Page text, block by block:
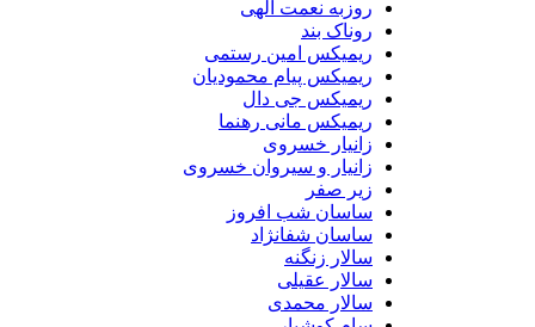
روزبه نعمت الهی
روناک بند
ریمیکس امین رستمی
ریمیکس پیام محمودیان
ریمیکس جی دال
ریمیکس مانی رهنما
زانیار خسروی
زانیار و سیروان خسروی
زیر صفر
ساسان شب افروز
ساسان شفانژاد
سالار زنگنه
سالار عقیلی
سالار محمدی